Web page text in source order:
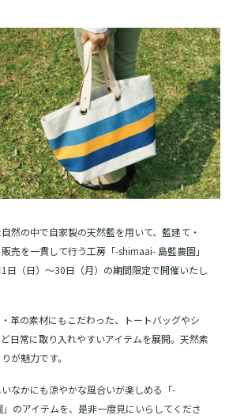
て
然の中で自家製の天然藍を用いて、藍建て・
売を一貫して行う工房「-shimaai- 島藍農園」
日（日）～30日（月）の期間限定で開催いたし
革の素材にもこだわった、トートバッグやシ
日常に取り入れやすいアイテムを展開。天然素
が魅力です。
なかにも涼やかな風合いが楽しめる「-
のアイテムを、是非一度見にいらしてくださ